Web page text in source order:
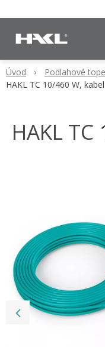
Úvod Podlahové
HAKL TC 10/460 W, kabel
HAKL